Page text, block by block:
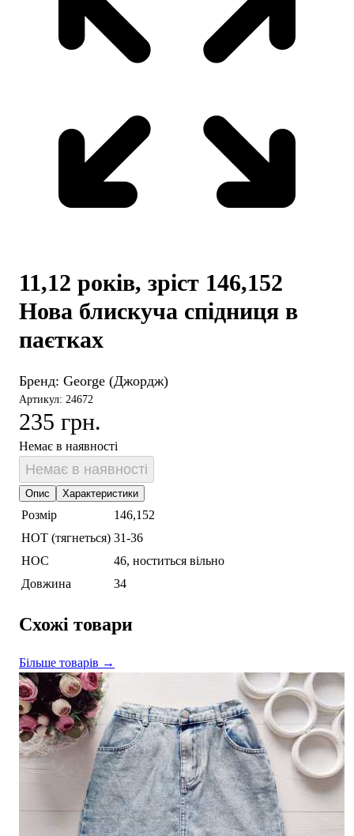
11,12 років, зріст 146,152
Нова блискуча спідниця в
паєтках
Бренд: George (Джордж)
Артикул: 24672
235 грн.
Немає в наявності
Немає в наявності
Опис Характеристики
Розмір
146,152
НОТ (тягнеться) 31-36
НОС
46, ноститься вільно
Довжина
34
Схожі товари
Більше товарів →